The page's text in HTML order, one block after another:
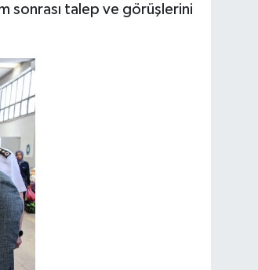
sonrası talep ve görüşlerini